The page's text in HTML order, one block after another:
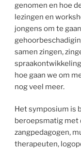
genomen en hoe
lezingen en
jongens om te
samen zingen,
hoe gaan we om
nog veel meer.
Het symposium is
beroepsmatig met
zangpedagogen,
therapeuten,